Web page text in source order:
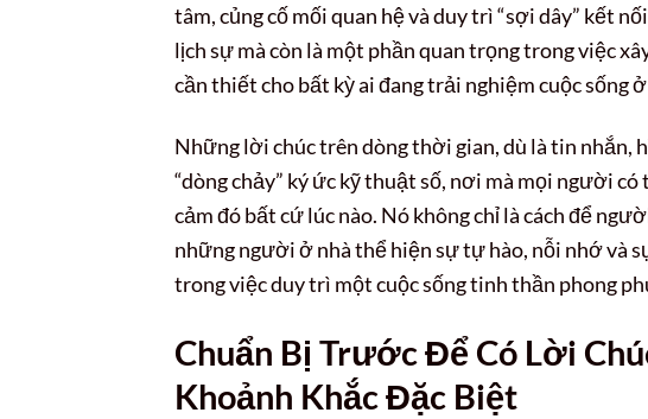
tâm, củng cố mối quan hệ và duy trì “sợi dây” kết
lịch sự mà còn là một phần quan trọng trong việc
cần thiết cho bất kỳ ai đang trải nghiệm cuộc sống
Những lời chúc trên dòng thời gian, dù là tin nhắn,
“dòng chảy” ký ức kỹ thuật số, nơi mà mọi người
cảm đó bất cứ lúc nào. Nó không chỉ là cách để
những người ở nhà thể hiện sự tự hào, nỗi nhớ và
trong việc duy trì một cuộc sống tinh thần phong
Chuẩn Bị Trước Để Có Lời
Khoảnh Khắc Đặc Biệt